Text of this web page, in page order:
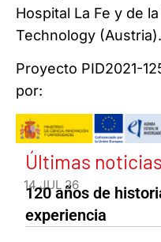
Hospital La Fe y de
Technology (Austria).
Proyecto PID2021-
por:
Últimas noticias
14 JUL 26
120 años de
experiencia